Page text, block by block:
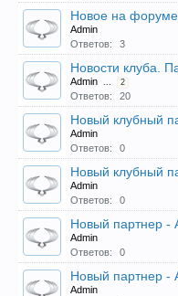
Новое на
Admin
Ответов:
3
Новости клуба.
Admin ... 2
Ответов: 20
Новый клубный
Admin
Ответов:
0
Новый клубный
Admin
Ответов:
0
Новый партнер -
Admin
Ответов:
0
Новый партнер -
Admin